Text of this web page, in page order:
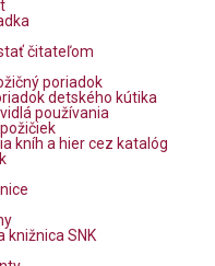
čitateľom
poriadok
detského kútika
používania
kníh a hier cez katalóg
knižnica SNK